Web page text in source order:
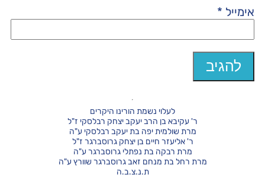
אימייל *
לעלוי נשמת הורינו היקרים
ר' עקיבא בן הרב יעקב יצחק רבלסקי ז"ל
מרת שולמית יפה בת יעקב רבלסקי ע"ה
ר' אליעזר חיים בן יצחק גרוסברגר ז"ל
מרת רבקה בת נפתלי גרוסברגר ע"ה
מרת רחל בת מנחם זאב גרוסברגר שוורץ ע"ה
ת.נ.צ.ב.ה